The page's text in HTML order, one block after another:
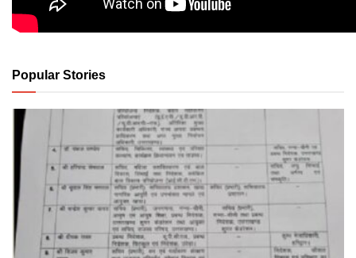
Popular Stories